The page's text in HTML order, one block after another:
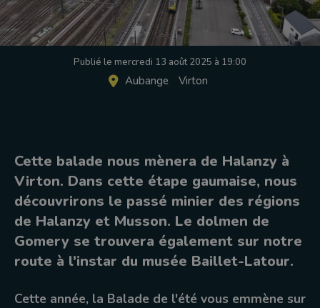
Publié le mercredi 13 août 2025 à 19:00
Aubange Virton
Cette balade nous mènera de Halanzy à
Virton. Dans cette étape gaumaise, nous
découvrirons le passé minier des régions
de Halanzy et Musson. Le dolmen de
Gomery se trouvera également sur notre
route à l'instar du musée Baillet-Latour.
Cette année, la Balade de l'été vous emmène sur